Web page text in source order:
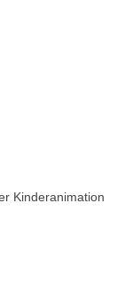
Kinderanimation